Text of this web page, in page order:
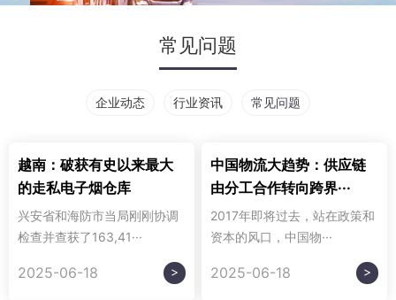
常见问题
企业动态 行业资讯 常见问题
越南：破获有史以来最大
的走私电子烟仓库
兴安省和海防市当局刚刚协调
检查并查获了163,41···
2025-06-18 >
中国物流大趋势：供应链
由分工合作转向跨界···
2017年即将过去，站在政策和
资本的风口，中国物···
2025-06-18 >